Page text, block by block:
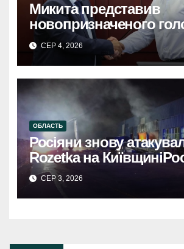
Микита представив
новопризначеного
Київської ОДАМикита
представив: новий
Київської ОДА.
СЕР 4, 2026
ОБЛАСТЬ
Росіяни знову
Rozetka на
знову атакували склад
на Київщині.
інфраструктуру,
СЕР 3, 2026